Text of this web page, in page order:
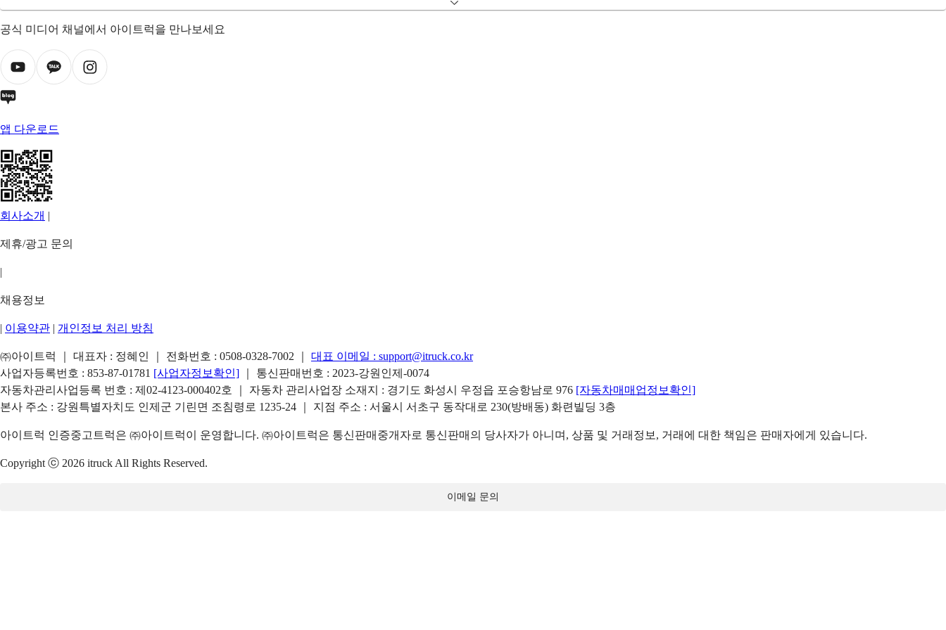
공식 미디어 채널에서 아이트럭을 만나보세요
앱 다운로드
회사소개 |
제휴/광고 문의
|
채용정보
| 이용약관 | 개인정보 처리 방침
㈜아이트럭 ｜ 대표자 : 정혜인 ｜ 전화번호 : 0508-0328-7002 대표 이메일 : support@itruck.co.kr
사업자등록번호 : 853-87-01781 [사업자정보확인]
｜ 통신판매번호 : 2023-강원인제-0074
자동차관리사업등록 번호 : 제02-4123-000402호 ｜ 자동차 관리사업장 소재지 : 경기도 화성시 우정읍 포승항남로 976 [자동차매매업정보확인]
본사 주소 : 강원특별자치도 인제군 기린면 조침령로 1235-24 ｜ 지점 주소 : 서울시 서초구 동작대로 230(방배동) 화련빌딩 3층
아이트럭 인증중고트럭은 ㈜아이트럭이 운영합니다. ㈜아이트럭은 통신판매중개자로 통신판매의 당사자가 아니며, 상품 및 거래정보, 거래에 대한 책임은 판매자에게 있습니다.
Copyright ⓒ 2026 itruck All Rights Reserved.
이메일 문의